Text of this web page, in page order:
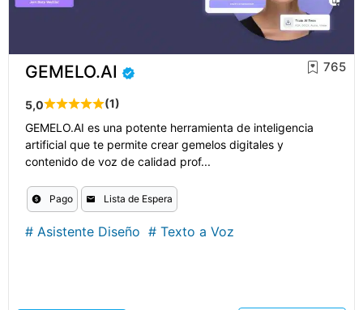
GEMELO.AI
5,0 (1)
765
GEMELO.AI es una potente herramienta de inteligencia
artificial que te permite crear gemelos digitales y
contenido de voz de calidad prof...
Pago Lista de Espera
# Asistente Diseño # Texto a Voz